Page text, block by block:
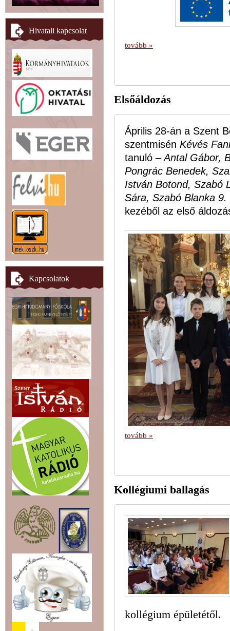
Hivatali kapcsolat
Kapcsolatok
tovább »
Elsőáldozás
Április 28-án a Szent
szentmisén Kévés
tanuló – Antal Gábor,
Pongrác Benedek,
István Botond, Szabó
Sára, Szabó Blanka 9.
kezéből az első
tovább »
Kollégiumi ballagás
kollégium épületétől.